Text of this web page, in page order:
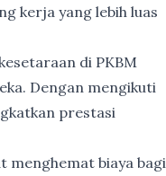
kerja yang lebih luas
di PKBM
Dengan mengikuti
prestasi
menghemat biaya bagi